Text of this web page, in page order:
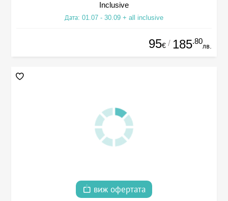
Inclusive
Дата: 01.07 - 30.09 + all inclusive
95€ / 185.80
лв.
виж офертата